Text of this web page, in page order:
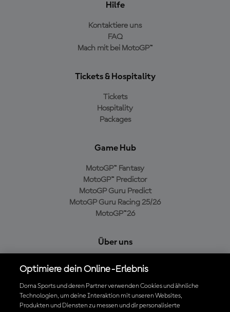
Hilfe
Kontaktiere uns
FAQ
Mach mit bei MotoGP™
Tickets & Hospitality
Tickets
Hospitality
Packages
Game Hub
MotoGP™ Fantasy
MotoGP™ Predictor
MotoGP Guru Predict
MotoGP Guru Racing 25/26
MotoGP™26
Über uns
Cookie-Richtlinien
Geschäftsbedingungen
Datenschutzrichtlinien
Kaufrichtlinie
Optimiere dein Online-Erlebnis
Dorna Sports und deren Partner verwenden Cookies und ähnliche
Technologien, um deine Interaktion mit unseren Websites,
Produkten und Diensten zu messen und dir personalisierte